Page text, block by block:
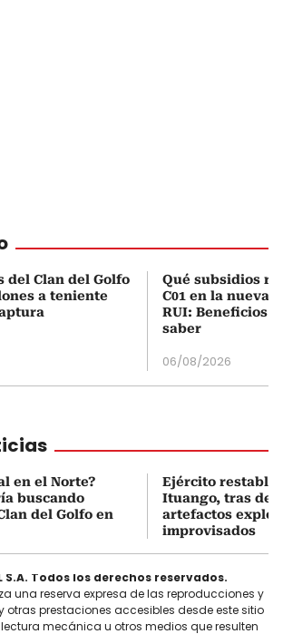
del Clan del Golfo
a teniente
Qué subsidios
C01 en la nueva
RUI: Beneficios
saber
06/08/2026
en el Norte?
buscando
del Golfo en
Ejército
Ituango, tras
artefactos
improvisados
S.A. Todos los derechos reservados.
una reserva expresa de las reproducciones y
otras prestaciones accesibles desde este sitio
mecánica u otros medios que resulten